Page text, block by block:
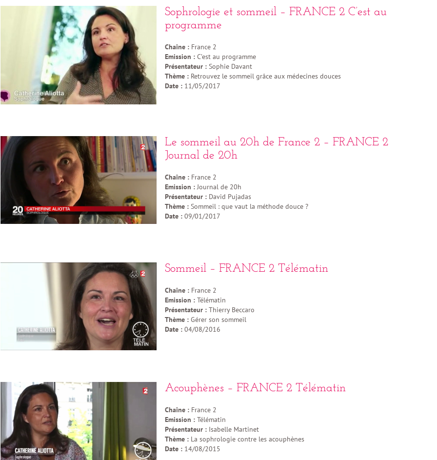
Sophrologie et sommeil – FRANCE 2 C’est au
programme
Chaîne : France 2
Emission : C’est au programme
Présentateur : Sophie Davant
Thème : Retrouvez le sommeil grâce aux médecines douces
Date : 11/05/2017
Le sommeil au 20h de France 2 – FRANCE 2
Journal de 20h
Chaîne : France 2
Emission :Journal de 20h
Présentateur : David Pujadas
Thème : Sommeil : que vaut la méthode douce ?
Date : 09/01/2017
Sommeil – FRANCE 2 Télématin
Chaîne : France 2
Emission : Télématin
Présentateur : Thierry Beccaro
Thème : Gérer son sommeil
Date : 04/08/2016
Acouphènes – FRANCE 2 Télématin
Chaîne : France 2
Emission : Télématin
Présentateur : Isabelle Martinet
Thème : La sophrologie contre les acouphènes
Date : 14/08/2015